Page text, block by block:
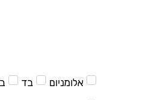
אלומניום בד